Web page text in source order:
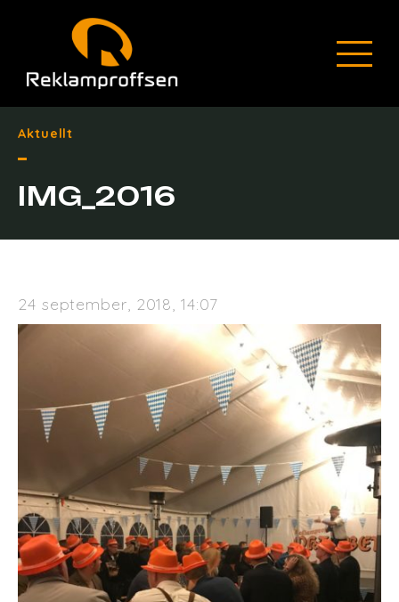
Aktuellt
IMG_2016
24 september, 2018, 14:07